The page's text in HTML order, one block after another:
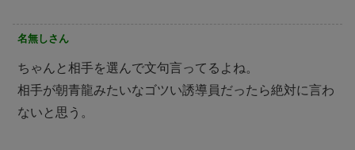
名無しさん
ちゃんと相手を選んで文句言ってるよね。
相手が朝青龍みたいなゴツい誘導員だったら絶対に言わ
ないと思う。